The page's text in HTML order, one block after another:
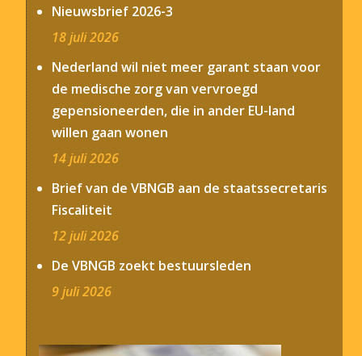
Nieuwsbrief 2026-3
18 juli 2026
Nederland wil niet meer garant staan voor
de medische zorg van vervroegd
gepensioneerden, die in ander EU-land
willen gaan wonen
14 juli 2026
Brief van de VBNGB aan de staatssecretaris
Fiscaliteit
12 juli 2026
De VBNGB zoekt bestuursleden
9 juli 2026